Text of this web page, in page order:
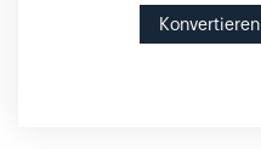
Konvertieren